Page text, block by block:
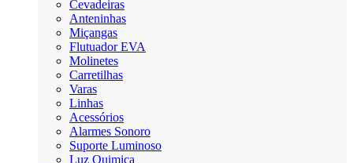
Cevadeiras
Anteninhas
Miçangas
Flutuador EVA
Molinetes
Carretilhas
Varas
Linhas
Acessórios
Alarmes Sonoro
Suporte Luminoso
Luz Quimica